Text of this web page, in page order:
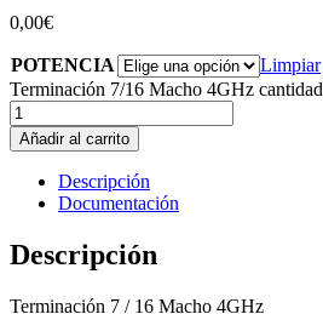
0,00€
POTENCIA
Limpiar
Terminación 7/16 Macho 4GHz cantidad
Añadir al carrito
Descripción
Documentación
Descripción
Terminación 7 / 16 Macho 4GHz